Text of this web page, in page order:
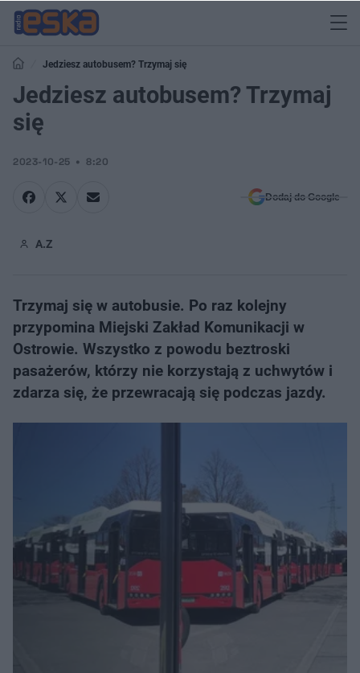
Jedziesz autobusem? Trzymaj się
Jedziesz autobusem? Trzymaj
się
2023-10-25 8:20
Dodaj do Google
A.Z
Trzymaj się w autobusie. Po raz kolejny
przypomina Miejski Zakład Komunikacji w
Ostrowie. Wszystko z powodu beztroski
pasażerów, którzy nie korzystają z uchwytów i
zdarza się, że przewracają się podczas jazdy.